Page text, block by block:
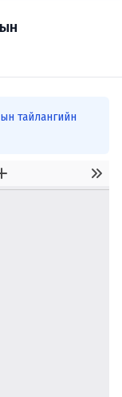
тайлангийн